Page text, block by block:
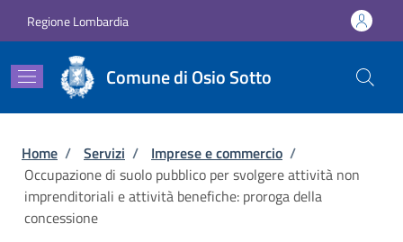
Regione Lombardia
Comune di Osio Sotto
Briciole di pane
Home / Servizi / Imprese e commercio /
Occupazione di suolo pubblico per svolgere attività non
imprenditoriali e attività benefiche: proroga della
concessione